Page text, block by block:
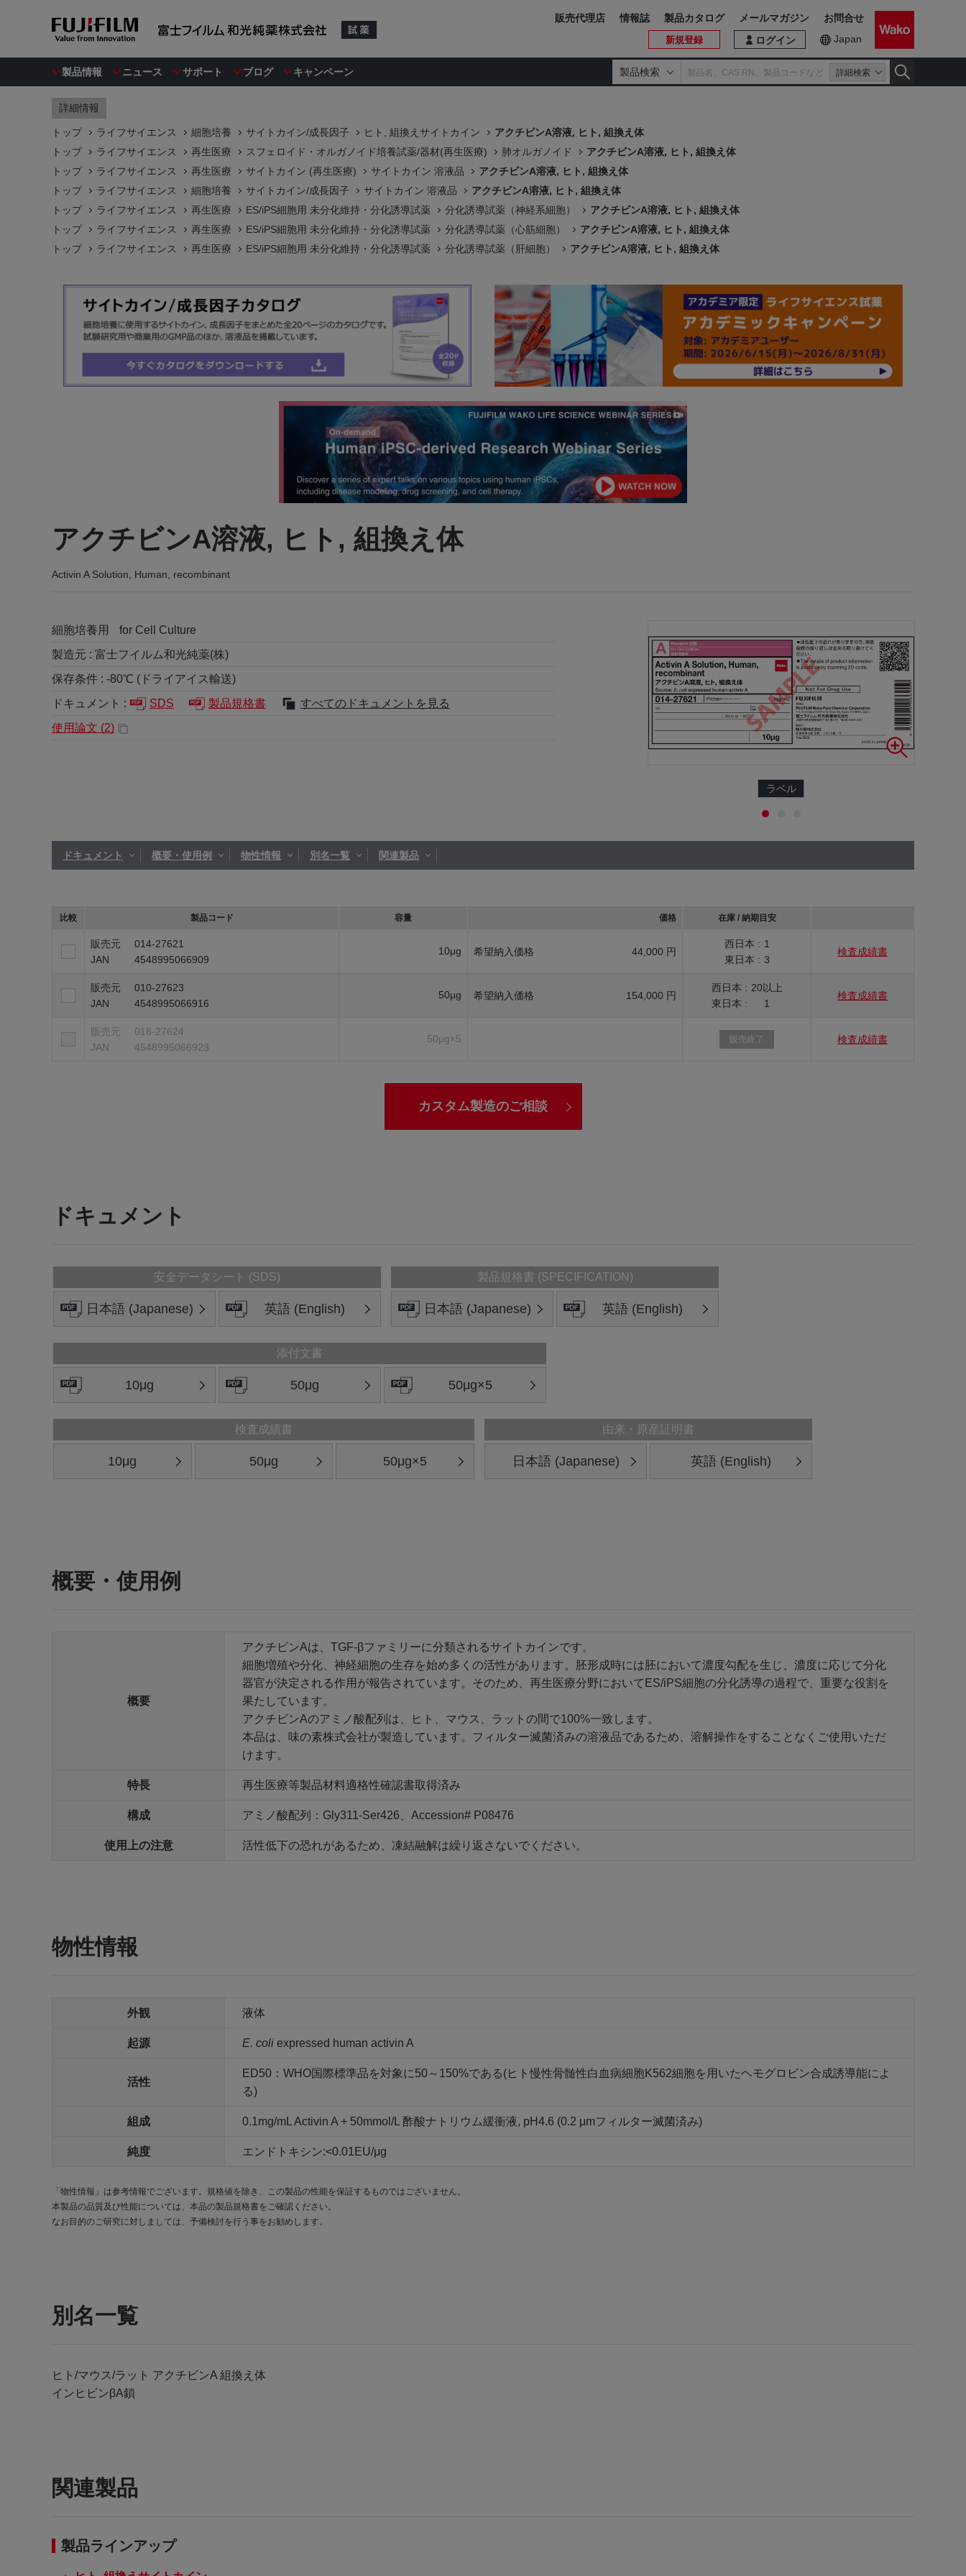
製品情報 ニュース サポート ブログ キャンペーン 製品検索 詳細検索
ログイン
新規登録 Japan
販売代理店 情報誌 製品カタログ メールマガジン お問合せ
詳細情報
トップ ライフサイエンス 細胞培養 サイトカイン/成長因子 ヒト, 組換えサイトカイン
アクチビンA溶液, ヒト, 組換え体
トップ
ライフサイエンス 再生医療 スフェロイド・オルガノイド培養試薬/器材(再生医療) 肺オルガノイド
アクチビンA溶液, ヒト, 組換え体
トップ
ライフサイエンス 再生医療 サイトカイン (再生医療) サイトカイン 溶液品
アクチビンA溶液, ヒト, 組換え体
トップ
ライフサイエンス 細胞培養 サイトカイン/成長因子 サイトカイン 溶液品
アクチビンA溶液, ヒト, 組換え体
トップ
ライフサイエンス 再生医療 ES/iPS細胞用 未分化維持・分化誘導試薬 分化誘導試薬（神経系細胞）
アクチビンA溶液, ヒト, 組換え体
トップ
ライフサイエンス 再生医療 ES/iPS細胞用 未分化維持・分化誘導試薬 分化誘導試薬（心筋細胞）
アクチビンA溶液, ヒト, 組換え体
トップ
ライフサイエンス 再生医療 ES/iPS細胞用 未分化維持・分化誘導試薬 分化誘導試薬（肝細胞） アクチビンA溶液, ヒト, 組換え体
アクチビンA溶液, ヒト, 組換え体
Activin A Solution, Human, recombinant
細胞培養用
for Cell Culture
製造元 : 富士フイルム和光純薬(株)
保存条件 : -80℃ (ドライアイス輸送)
ドキュメント :
SDS 製品規格書
すべてのドキュメントを見る
使用論文 (2)
ラベル
ドキュメント 概要・使用例 物性情報 別名一覧 関連製品
比較 製品コード 容量 価格 在庫 / 納期目安
販売元
014-27621
JAN
4548995066909
10μg 希望納入価格 44,000 円
西日本 : 1
東日本 : 3
検査成績書
販売元
010-27623
JAN
4548995066916
50μg 希望納入価格 154,000 円
西日本 : 20以上
東日本 :
1
検査成績書
販売元
018-27624
JAN
4548995066923
50μg×5 販売終了 検査成績書
カスタム製造のご相談
ドキュメント
安全データシート (SDS)
日本語 (Japanese) 英語 (English)
製品規格書 (SPECIFICATION)
日本語 (Japanese) 英語 (English)
添付文書
10μg 50μg 50μg×5
検査成績書
10μg 50μg 50μg×5
由来・原産証明書
日本語 (Japanese) 英語 (English)
概要・使用例
概要
アクチビンAは、TGF-βファミリーに分類されるサイトカインです。
細胞増殖や分化、神経細胞の生存を始め多くの活性があります。胚形成時には胚において濃度勾配を生じ、濃度に応じて分化
器官が決定される作用が報告されています。そのため、再生医療分野においてES/iPS細胞の分化誘導の過程で、重要な役割を
果たしています。
アクチビンAのアミノ酸配列は、ヒト、マウス、ラットの間で100%一致します。
本品は、味の素株式会社が製造しています。フィルター滅菌済みの溶液品であるため、溶解操作をすることなくご使用いただ
けます。
特長 再生医療等製品材料適格性確認書取得済み
構成 アミノ酸配列：Gly311-Ser426、Accession# P08476
使用上の注意 活性低下の恐れがあるため、凍結融解は繰り返さないでください。
物性情報
外観 液体
起源 E. coli expressed human activin A
活性
ED50：WHO国際標準品を対象に50～150%である(ヒト慢性骨髄性白血病細胞K562細胞を用いたヘモグロビン合成誘導能によ
る)
組成 0.1mg/mL Activin A + 50mmol/L 酢酸ナトリウム緩衝液, pH4.6 (0.2 μmフィルター滅菌済み)
純度 エンドトキシン:<0.01EU/μg
「物性情報」は参考情報でございます。規格値を除き、この製品の性能を保証するものではございません。
本製品の品質及び性能については、本品の製品規格書をご確認ください。
なお目的のご研究に対しましては、予備検討を行う事をお勧めします。
別名一覧
ヒト/マウス/ラット アクチビンA 組換え体
インヒビンβA鎖
関連製品
製品ラインアップ